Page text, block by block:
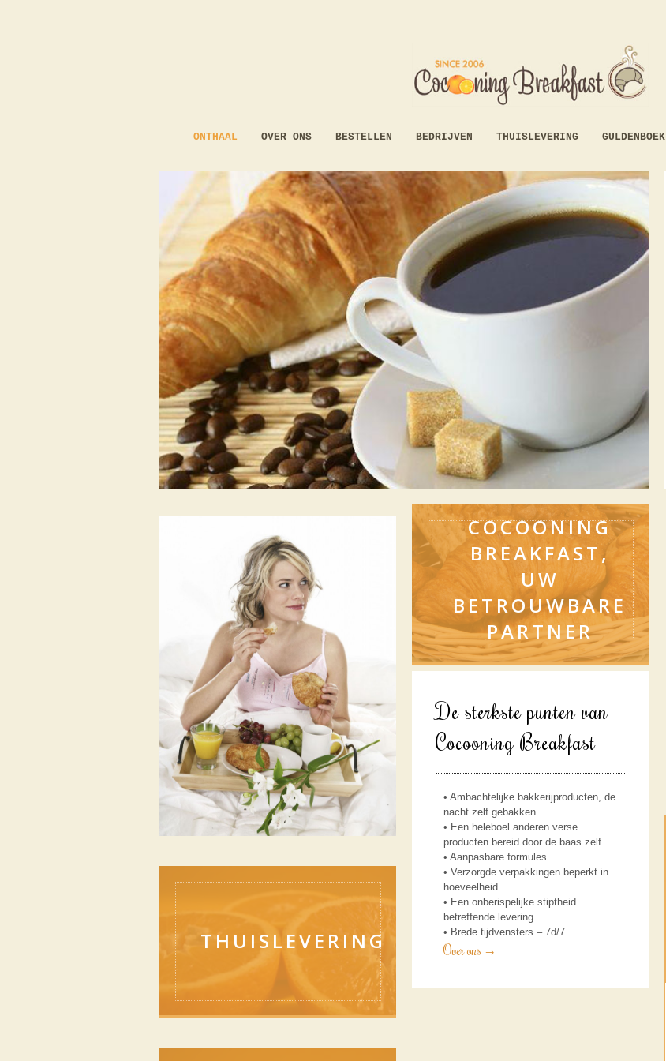
ONTHAAL OVER ONS BESTELLEN BEDRIJVEN THUISLEVERING GULDENBOEK
COCOONING
BREAKFAST,
UW
BETROUWBARE
PARTNER
De sterkste punten van
Cocooning Breakfast
• Ambachtelijke bakkerijproducten, de
nacht zelf gebakken
• Een heleboel anderen verse
producten bereid door de baas zelf
• Aanpasbare formules
• Verzorgde verpakkingen beperkt in
hoeveelheid
• Een onberispelijke stiptheid
betreffende levering
• Brede tijdvensters – 7d/7
Over ons →
THUISLEVERING